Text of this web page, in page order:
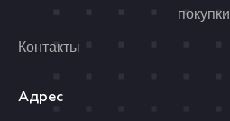
покупки
Контакты
Адрес